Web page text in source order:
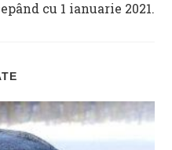
cu 1 ianuarie 2021.